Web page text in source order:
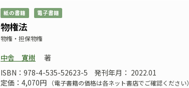
紙の書籍 電子書籍
物権法
物権・担保物権
中舎 寛樹
著
ISBN：978-4-535-52623-5
発刊年月： 2022.01
定価：4,070円
（電子書籍の価格は各ネット書店でご確認ください）